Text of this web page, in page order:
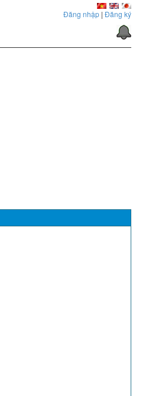
Đăng nhập | Đăng ký